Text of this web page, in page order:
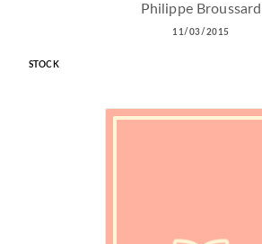
Philippe Broussard
11/03/2015
STOCK